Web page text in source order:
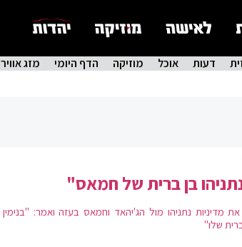
דעות אוכל מוזיקה הדף היומי מזג אוויר
בן ברית של חמאס"
נתניהו מול הג'יהאד וחמאס בעזה ואמר: "בנימין
שלו"